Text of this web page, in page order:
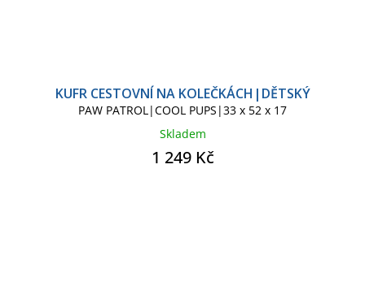
KUFR CESTOVNÍ NA KOLEČKÁCH|DĚTSKÝ
PAW PATROL|COOL PUPS|33 x 52 x 17
Skladem
1 249 Kč